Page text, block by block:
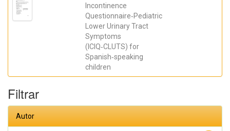
Incontinence
Questionnaire‑Pediatric
Lower Urinary Tract
Symptoms
(ICIQ‑CLUTS) for
Spanish‑speaking
children
Filtrar
Autor